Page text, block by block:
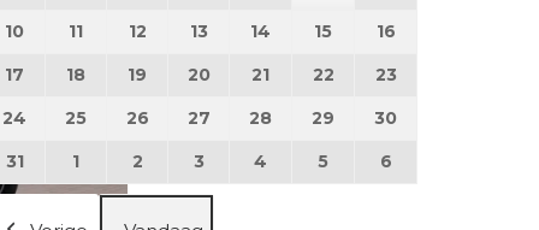
10 10 augustus 2026
11 11 augustus 2026
12 12 augustus 2026
13 13 augustus 2026
14 14 augustus 2026
15 15 augustus 2026
16
17 17 augustus 2026
18 18 augustus 2026
19 19 augustus 2026
20 20 augustus 2026
21 21 augustus 2026
22 22 augustus 2026
23
24 24 augustus 2026
25 25 augustus 2026
26 26 augustus 2026
27 27 augustus 2026
28 28 augustus 2026
29 29 augustus 2026
30
3131 augustus 2026
1 1 september 2026
2 2 september 2026
3 3 september 2026
4 4 september 2026
5 5 september 2026
6